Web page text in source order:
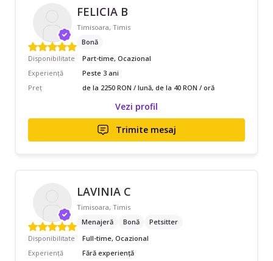
FELICIA B
Timisoara, Timis
Bonă
Disponibilitate
Part-time, Ocazional
Experiență
Peste 3 ani
Preț
de la 2250 RON / lună, de la 40 RON / oră
Vezi profil
Trimite mesaj
LAVINIA C
Timisoara, Timis
Menajeră
Bonă
Petsitter
Disponibilitate
Full-time, Ocazional
Experiență
Fără experiență